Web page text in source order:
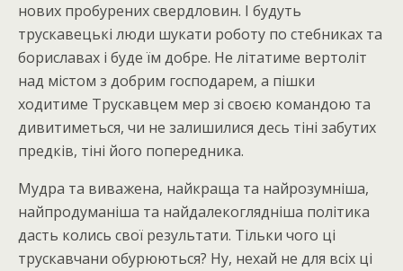
нових пробурених свердловин. І будуть
трускавецькі люди шукати роботу по стебниках та
бориславах і буде їм добре. Не літатиме вертоліт
над містом з добрим господарем, а пішки
ходитиме Трускавцем мер зі своєю командою та
дивитиметься, чи не залишилися десь тіні забутих
предків, тіні його попередника.
Мудра та виважена, найкраща та найрозумніша,
найпродуманіша та найдалекоглядніша політика
дасть колись свої результати. Тільки чого ці
трускавчани обурюються? Ну, нехай не для всіх ці